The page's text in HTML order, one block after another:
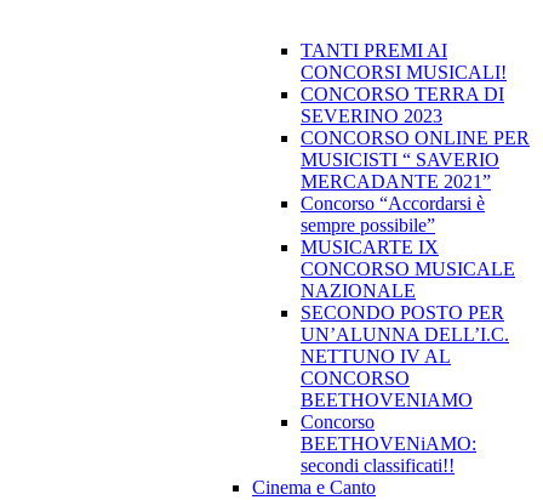
TANTI PREMI AI
CONCORSI MUSICALI!
CONCORSO TERRA DI
SEVERINO 2023
CONCORSO ONLINE PER
MUSICISTI “ SAVERIO
MERCADANTE 2021”
Concorso “Accordarsi è
sempre possibile”
MUSICARTE IX
CONCORSO MUSICALE
NAZIONALE
SECONDO POSTO PER
UN’ALUNNA DELL’I.C.
NETTUNO IV AL
CONCORSO
BEETHOVENIAMO
Concorso
BEETHOVENiAMO:
secondi classificati!!
Cinema e Canto